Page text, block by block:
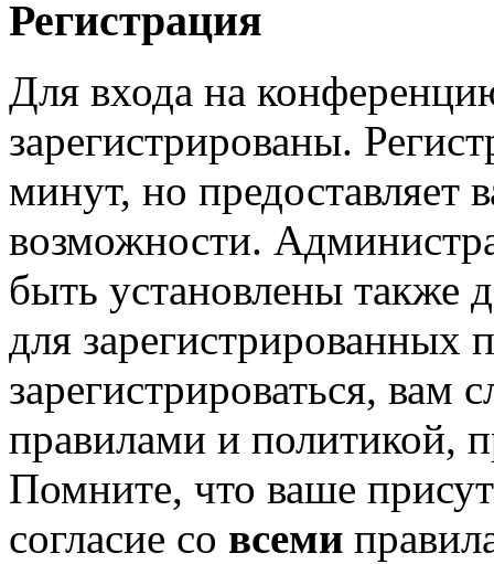
Регистрация
Для входа на
зарегистрированы.
минут, но предоставляет
возможности.
быть установлены также
для зарегистрированных
зарегистрироваться, вам
правилами и политикой,
Помните, что ваше
согласие со всеми